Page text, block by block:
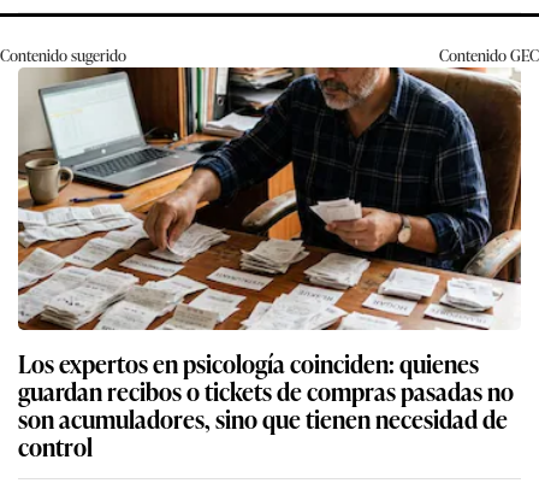
Contenido sugerido ContenidoGEC
Los expertos en psicología coinciden: quienes
guardan recibos o tickets de compras pasadas no
son acumuladores, sino que tienen necesidad de
control